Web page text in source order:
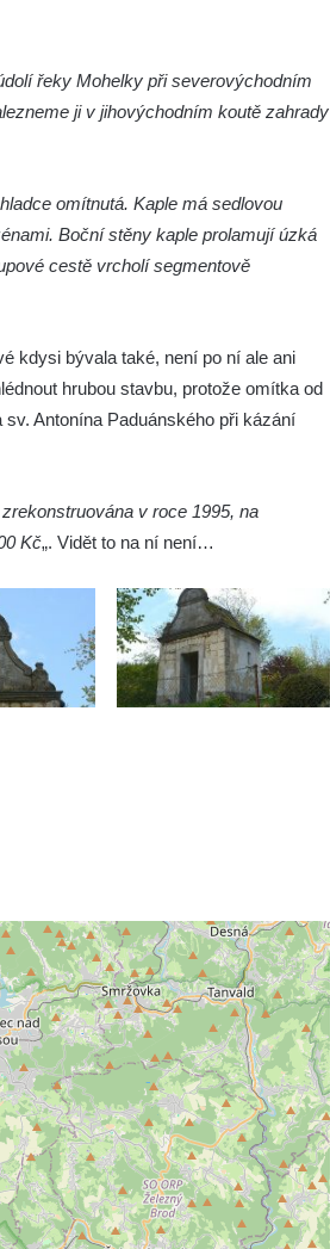
řeky Mohelky při severovýchodním
ji v jihovýchodním koutě zahrady
omítnutá. Kaple má sedlovou
Boční stěny kaple prolamují úzká
cestě vrcholí segmentově
kdysi bývala také, není po ní ale ani
hrubou stavbu, protože omítka od
Antonína Paduánského při kázání
v roce 1995, na
Kč„. Vidět to na ní není…